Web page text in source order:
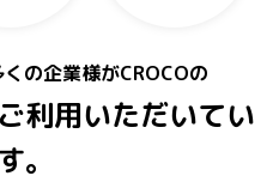
の企業様がCROCOの
利用いただいてい
。